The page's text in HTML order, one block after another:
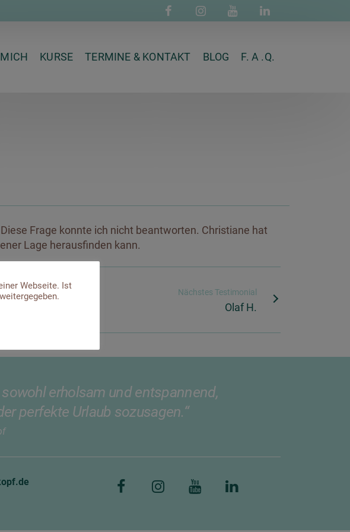
KURSE TERMINE & KONTAKT BLOG F. A .Q.
Frage konnte ich nicht beantworten. Christiane hat
Lage herausfinden kann.
Nächstes Testimonial
Olaf H.
erholsam und entspannend,
perfekte Urlaub sozusagen.“
Webseite. Ist